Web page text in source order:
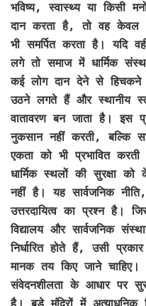
भविष्य, स्वास्थ्य या किसी
दान करता है, तो वह केवल
भी समर्पित करता है। यदि
लगे तो समाज में धार्मिक
कई लोग दान देने से हिचकने
उठने लगते हैं और स्थानीय
वातावरण बन जाता है। इस
नुकसान नहीं करती, बल्कि
एकता को भी प्रभावित करती
धार्मिक स्थलों की सुरक्षा को
नहीं है। यह सार्वजनिक
उत्तरदायित्व का प्रश्न है।
विद्यालय और सार्वजनिक
निर्धारित होते हैं, उसी
मानक तय किए जाने
संवेदनशीलता के आधार पर